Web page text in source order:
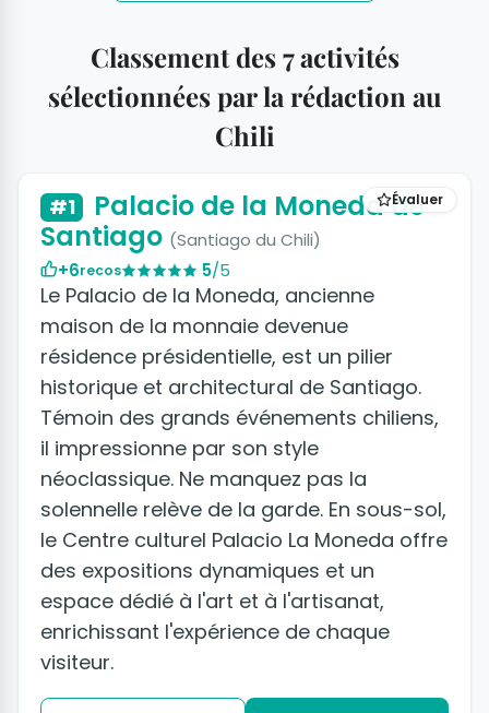
Classement des 7 activités
sélectionnées par la rédaction au
Chili
Évaluer
#1
Palacio de la Moneda de
Santiago (Santiago du Chili)
+6recos 5/5
Le Palacio de la Moneda, ancienne
maison de la monnaie devenue
résidence présidentielle, est un pilier
historique et architectural de Santiago.
Témoin des grands événements chiliens,
il impressionne par son style
néoclassique. Ne manquez pas la
solennelle relève de la garde. En sous-sol,
le Centre culturel Palacio La Moneda offre
des expositions dynamiques et un
espace dédié à l'art et à l'artisanat,
enrichissant l'expérience de chaque
visiteur.